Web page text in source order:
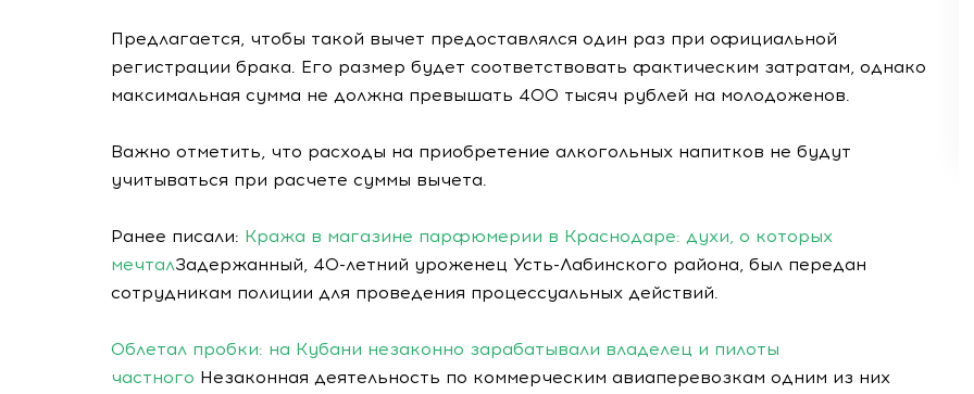
Предлагается, чтобы такой вычет предоставлялся один раз при официальной
регистрации брака. Его размер будет соответствовать фактическим затратам, однако
максимальная сумма не должна превышать 400 тысяч рублей на молодоженов.
Важно отметить, что расходы на приобретение алкогольных напитков не будут
учитываться при расчете суммы вычета.
Ранее писали: Кража в магазине парфюмерии в Краснодаре: духи, о которых
мечталЗадержанный, 40-летний уроженец Усть-Лабинского района, был передан
сотрудникам полиции для проведения процессуальных действий.
Облетал пробки: на Кубани незаконно зарабатывали владелец и пилоты
частного Незаконная деятельность по коммерческим авиаперевозкам одним из них